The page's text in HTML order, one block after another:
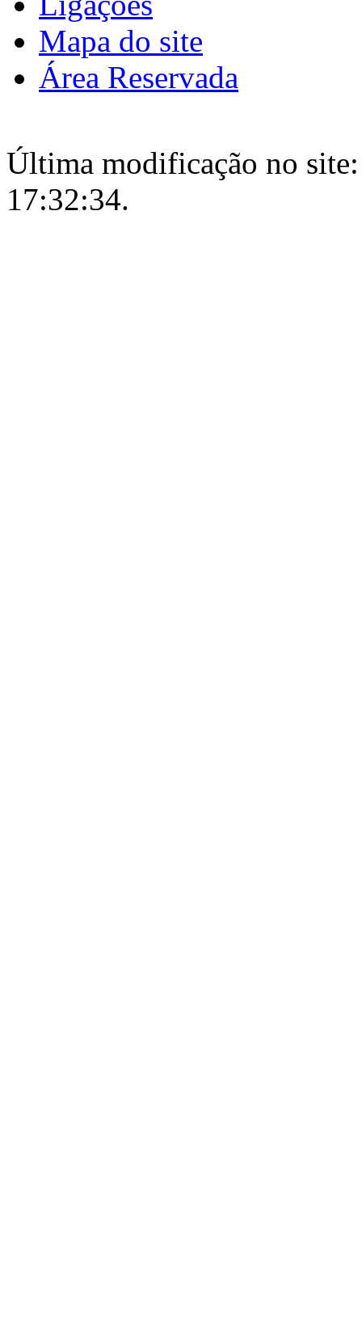
Mapa do site
Área Reservada
Última modificação no
17:32:34.